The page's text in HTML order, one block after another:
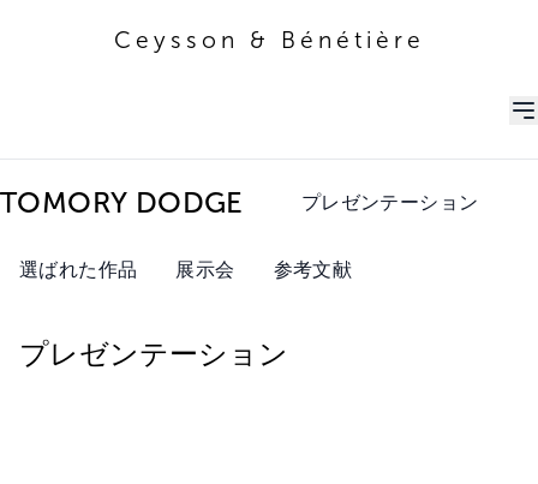
Ceysson & Bénétière
TOMORY DODGE プレゼンテーション
選ばれた作品 展示会 参考文献
プレゼンテーション